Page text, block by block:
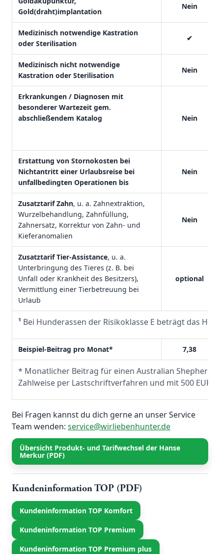
Gold(draht)implantation
Nein
Medizinisch notwendige Kastration
oder Sterilisation
✔
Medizinisch nicht notwendige
Kastration oder Sterilisation
Nein
Erkrankungen / Diagnosen mit
besonderer Wartezeit gem.
abschließendem Katalog
Nein
Erstattung von Stornokosten bei
Nichtantritt einer Urlaubsreise bei
unfallbedingten Operationen bis
Nein
Zusatztarif Zahn, u. a. Zahnextraktion,
Wurzelbehandlung, Zahnfüllung,
Zahnersatz, Korrektur von Zahn- und
Kieferanomalien
Nein
Zusatztarif Tier-Assistance, u. a.
Unterbringung des Tieres (z. B. bei
Unfall oder Krankheit des Besitzers),
Vermittlung einer Tierbetreuung bei
Urlaub
optional
¹ Bei Hunderassen der Risikoklasse E beträgt das
Beispiel-Beitrag pro Monat* 7,38
* Monatlicher Beitrag für einen Australian Shepherd
Zahlweise per Lastschriftverfahren und mit 500 EUR
Bei Fragen kannst du dich gerne an unser Service
Team wenden: service@wirliebenhunter.de
Übersicht Produkt- und Tarifwechsel der Hanse
Merkur (PDF)
Kundeninformation TOP (PDF)
Kundeninformation TOP Komfort
Kundeninformation TOP Premium
Kundeninformation TOP Premium plus